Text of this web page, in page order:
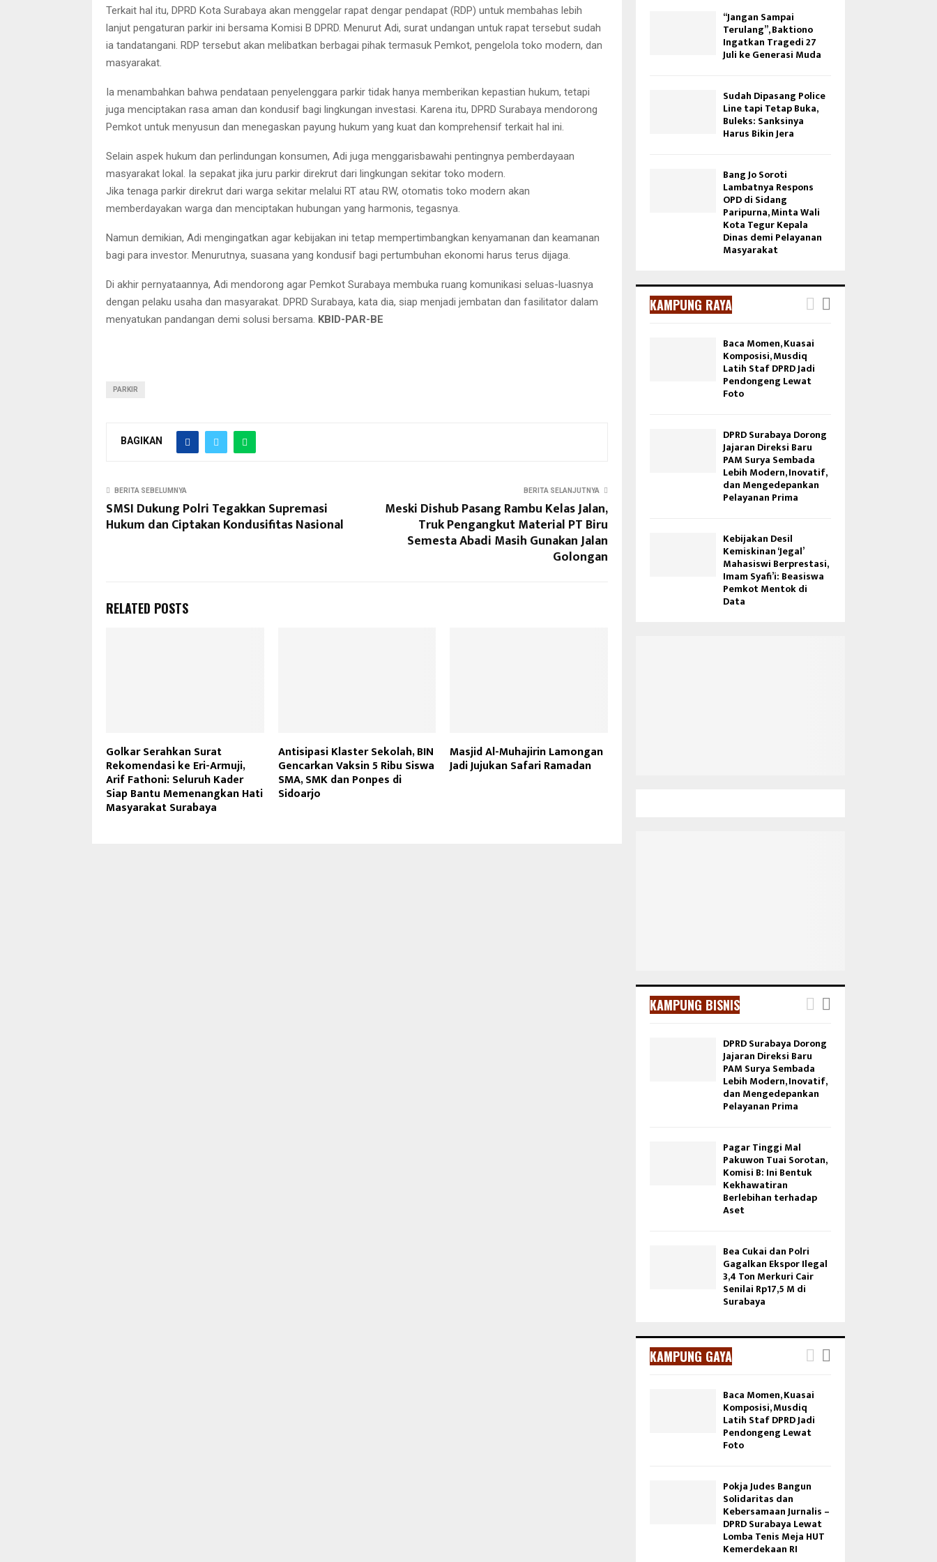
Terkait hal itu, DPRD Kota Surabaya akan menggelar rapat dengar pendapat (RDP) untuk membahas lebih
lanjut pengaturan parkir ini bersama Komisi B DPRD. Menurut Adi, surat undangan untuk rapat tersebut sudah
ia tandatangani. RDP tersebut akan melibatkan berbagai pihak termasuk Pemkot, pengelola toko modern, dan
masyarakat.
Ia menambahkan bahwa pendataan penyelenggara parkir tidak hanya memberikan kepastian hukum, tetapi
juga menciptakan rasa aman dan kondusif bagi lingkungan investasi. Karena itu, DPRD Surabaya mendorong
Pemkot untuk menyusun dan menegaskan payung hukum yang kuat dan komprehensif terkait hal ini.
Selain aspek hukum dan perlindungan konsumen, Adi juga menggarisbawahi pentingnya pemberdayaan
masyarakat lokal. Ia sepakat jika juru parkir direkrut dari lingkungan sekitar toko modern.
Jika tenaga parkir direkrut dari warga sekitar melalui RT atau RW, otomatis toko modern akan
memberdayakan warga dan menciptakan hubungan yang harmonis, tegasnya.
Namun demikian, Adi mengingatkan agar kebijakan ini tetap mempertimbangkan kenyamanan dan keamanan
bagi para investor. Menurutnya, suasana yang kondusif bagi pertumbuhan ekonomi harus terus dijaga.
Di akhir pernyataannya, Adi mendorong agar Pemkot Surabaya membuka ruang komunikasi seluas-luasnya
dengan pelaku usaha dan masyarakat. DPRD Surabaya, kata dia, siap menjadi jembatan dan fasilitator dalam
menyatukan pandangan demi solusi bersama. KBID-PAR-BE
PARKIR
BAGIKAN
BERITA SEBELUMNYA
SMSI Dukung Polri Tegakkan Supremasi
Hukum dan Ciptakan Kondusifitas Nasional
BERITA SELANJUTNYA
Meski Dishub Pasang Rambu Kelas Jalan,
Truk Pengangkut Material PT Biru
Semesta Abadi Masih Gunakan Jalan
Golongan
RELATED POSTS
Golkar Serahkan Surat
Rekomendasi ke Eri-Armuji,
Arif Fathoni: Seluruh Kader
Siap Bantu Memenangkan Hati
Masyarakat Surabaya
Antisipasi Klaster Sekolah, BIN
Gencarkan Vaksin 5 Ribu Siswa
SMA, SMK dan Ponpes di
Sidoarjo
Masjid Al-Muhajirin Lamongan
Jadi Jujukan Safari Ramadan
“Jangan Sampai
Terulang”, Baktiono
Ingatkan Tragedi 27
Juli ke Generasi Muda
Sudah Dipasang Police
Line tapi Tetap Buka,
Buleks: Sanksinya
Harus Bikin Jera
Bang Jo Soroti
Lambatnya Respons
OPD di Sidang
Paripurna, Minta Wali
Kota Tegur Kepala
Dinas demi Pelayanan
Masyarakat
KAMPUNG RAYA
Baca Momen, Kuasai
Komposisi, Musdiq
Latih Staf DPRD Jadi
Pendongeng Lewat
Foto
DPRD Surabaya Dorong
Jajaran Direksi Baru
PAM Surya Sembada
Lebih Modern, Inovatif,
dan Mengedepankan
Pelayanan Prima
Kebijakan Desil
Kemiskinan ‘Jegal’
Mahasiswi Berprestasi,
Imam Syafi’i: Beasiswa
Pemkot Mentok di
Data
KAMPUNG BISNIS
DPRD Surabaya Dorong
Jajaran Direksi Baru
PAM Surya Sembada
Lebih Modern, Inovatif,
dan Mengedepankan
Pelayanan Prima
Pagar Tinggi Mal
Pakuwon Tuai Sorotan,
Komisi B: Ini Bentuk
Kekhawatiran
Berlebihan terhadap
Aset
Bea Cukai dan Polri
Gagalkan Ekspor Ilegal
3,4 Ton Merkuri Cair
Senilai Rp17,5 M di
Surabaya
KAMPUNG GAYA
Baca Momen, Kuasai
Komposisi, Musdiq
Latih Staf DPRD Jadi
Pendongeng Lewat
Foto
Pokja Judes Bangun
Solidaritas dan
Kebersamaan Jurnalis –
DPRD Surabaya Lewat
Lomba Tenis Meja HUT
Kemerdekaan RI